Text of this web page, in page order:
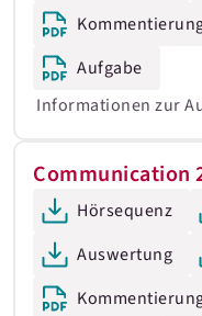
Aufgabe
Informationen zur
Communication
Hörsequenz
Auswertung